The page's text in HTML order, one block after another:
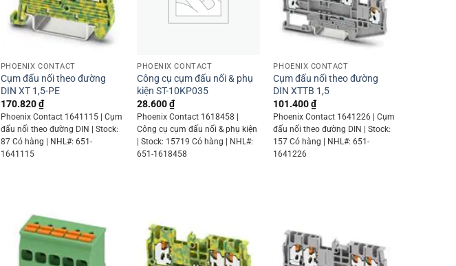
PHOENIX CONTACT
Cụm đấu nối theo đường
DIN XT 1,5-PE
170.820₫
Phoenix Contact 1641115 | Cụm
đấu nối theo đường DIN | Stock:
87 Có hàng | NHL#: 651-
1641115
PHOENIX CONTACT
Công cụ cụm đấu nối & phụ
kiện ST-10KP035
28.600₫
Phoenix Contact 1618458 |
Công cụ cụm đấu nối & phụ kiện
| Stock: 15719 Có hàng | NHL#:
651-1618458
PHOENIX CONTACT
Cụm đấu nối theo đường
DIN XTTB 1,5
101.400₫
Phoenix Contact 1641226 | Cụm
đấu nối theo đường DIN | Stock:
157 Có hàng | NHL#: 651-
1641226